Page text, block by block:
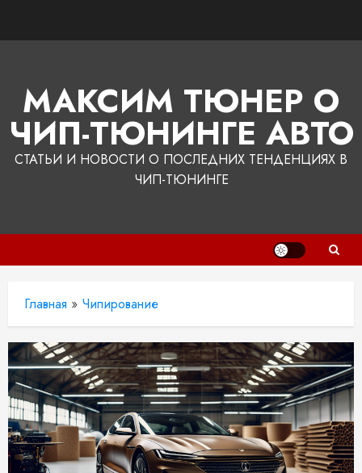
МАКСИМ ТЮНЕР О
ЧИП-ТЮНИНГЕ АВТО
СТАТЬИ И НОВОСТИ О ПОСЛЕДНИХ ТЕНДЕНЦИЯХ В
ЧИП-ТЮНИНГЕ
Главная » Чипирование